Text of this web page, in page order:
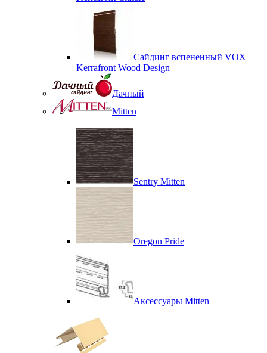
Сайдинг вспененный VOX
Kerrafront Wood Design
Дачный
Mitten
Sentry Mitten
Oregon Pride
Аксессуары Mitten